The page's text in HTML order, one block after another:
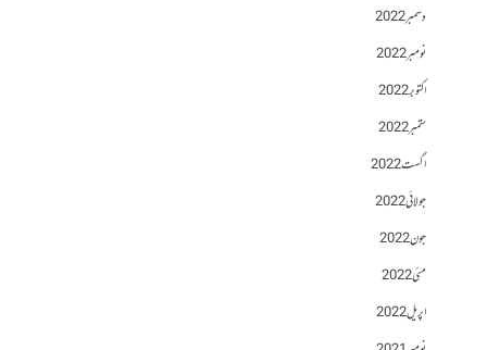
دسمبر 2022
نومبر 2022
اکتوبر 2022
ستمبر 2022
اگست 2022
جولائی 2022
جون 2022
مئی 2022
اپریل 2022